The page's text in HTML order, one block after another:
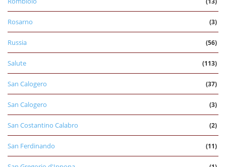
Rosarno (3)
Russia (56)
Salute (113)
San Calogero (37)
San Calogero (3)
San Costantino Calabro (2)
San Ferdinando (11)